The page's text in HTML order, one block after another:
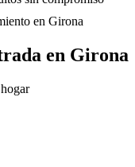
en Girona
en Girona